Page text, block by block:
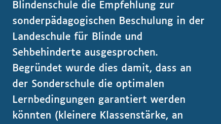
Blindenschule die Empfehlung zur
sonderpädagogischen Beschulung in der
Landeschule für Blinde und
Sehbehinderte ausgesprochen.
Begründet wurde dies damit, dass an
der Sonderschule die optimalen
Lernbedingungen garantiert werden
könnten (kleinere Klassenstärke, an